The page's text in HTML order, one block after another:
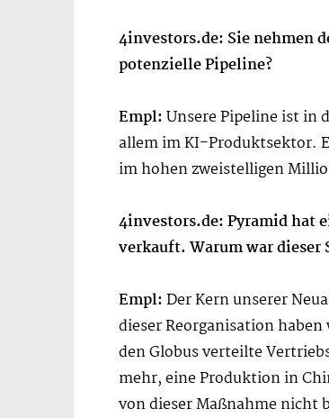
4investors.de: Sie nehmen
potenzielle Pipeline?
Empl:Unsere Pipeline ist in
allem im KI-Produktsektor.
im hohen zweistelligen
4investors.de: Pyramid hat
verkauft. Warum war
Empl:Der Kern unserer
dieser Reorganisation
den Globus verteilte
mehr, eine Produktion in
von dieser Maßnahme nicht